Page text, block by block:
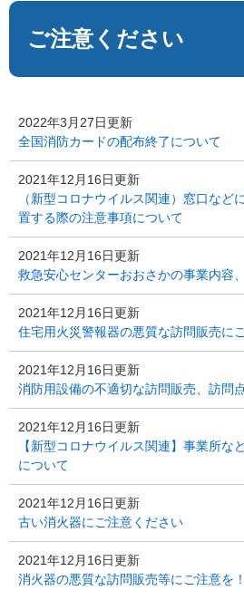
文
ご注意ください
2022年3月27日更新
全国消防カードの配布終了について
2021年12月16日更新
（新型コロナウイルス関連）窓口など
置する際の注意事項について
2021年12月16日更新
救急安心センターおおさかの事業内容
2021年12月16日更新
住宅用火災警報器の悪質な訪問販売に
2021年12月16日更新
消防用設備の不適切な訪問販売、訪問
2021年12月16日更新
【新型コロナウイルス関連】事業所な
について
2021年12月16日更新
古い消火器にご注意ください
2021年12月16日更新
消火器の悪質な訪問販売等にご注意を！